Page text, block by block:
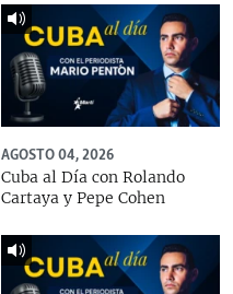
AGOSTO 04, 2026
Cuba al Día con Rolando
Cartaya y Pepe Cohen